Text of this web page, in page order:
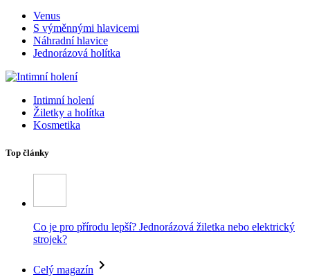
Venus
S výměnnými hlavicemi
Náhradní hlavice
Jednorázová holítka
Intimní holení
Žiletky a holítka
Kosmetika
Top články
Co je pro přírodu lepší? Jednorázová žiletka nebo elektrický
strojek?
Celý magazín